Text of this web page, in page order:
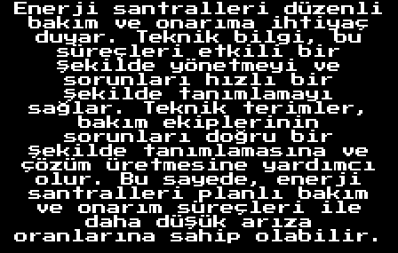
Enerji santralleri düzenli
bakım ve onarıma ihtiyaç
duyar. Teknik bilgi, bu
süreçleri etkili bir
şekilde yönetmeyi ve
sorunları hızlı bir
şekilde tanımlamayı
sağlar. Teknik terimler,
bakım ekiplerinin
sorunları doğru bir
şekilde tanımlamasına ve
çözüm üretmesine yardımcı
olur. Bu sayede, enerji
santralleri planlı bakım
ve onarım süreçleri ile
daha düşük arıza
oranlarına sahip olabilir.